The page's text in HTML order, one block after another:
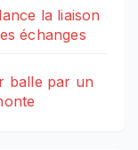
la liaison
échanges
balle par un